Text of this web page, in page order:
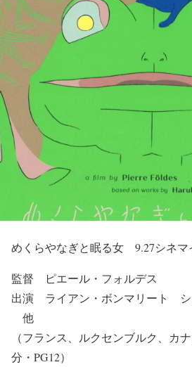
めくらやなぎと眠る女 9.27シネマ
監督 ピエール・フォルデス
出演 ライアン・ボンマリート シ
他
（フランス、ルクセンブルク、カ
分・PG12）